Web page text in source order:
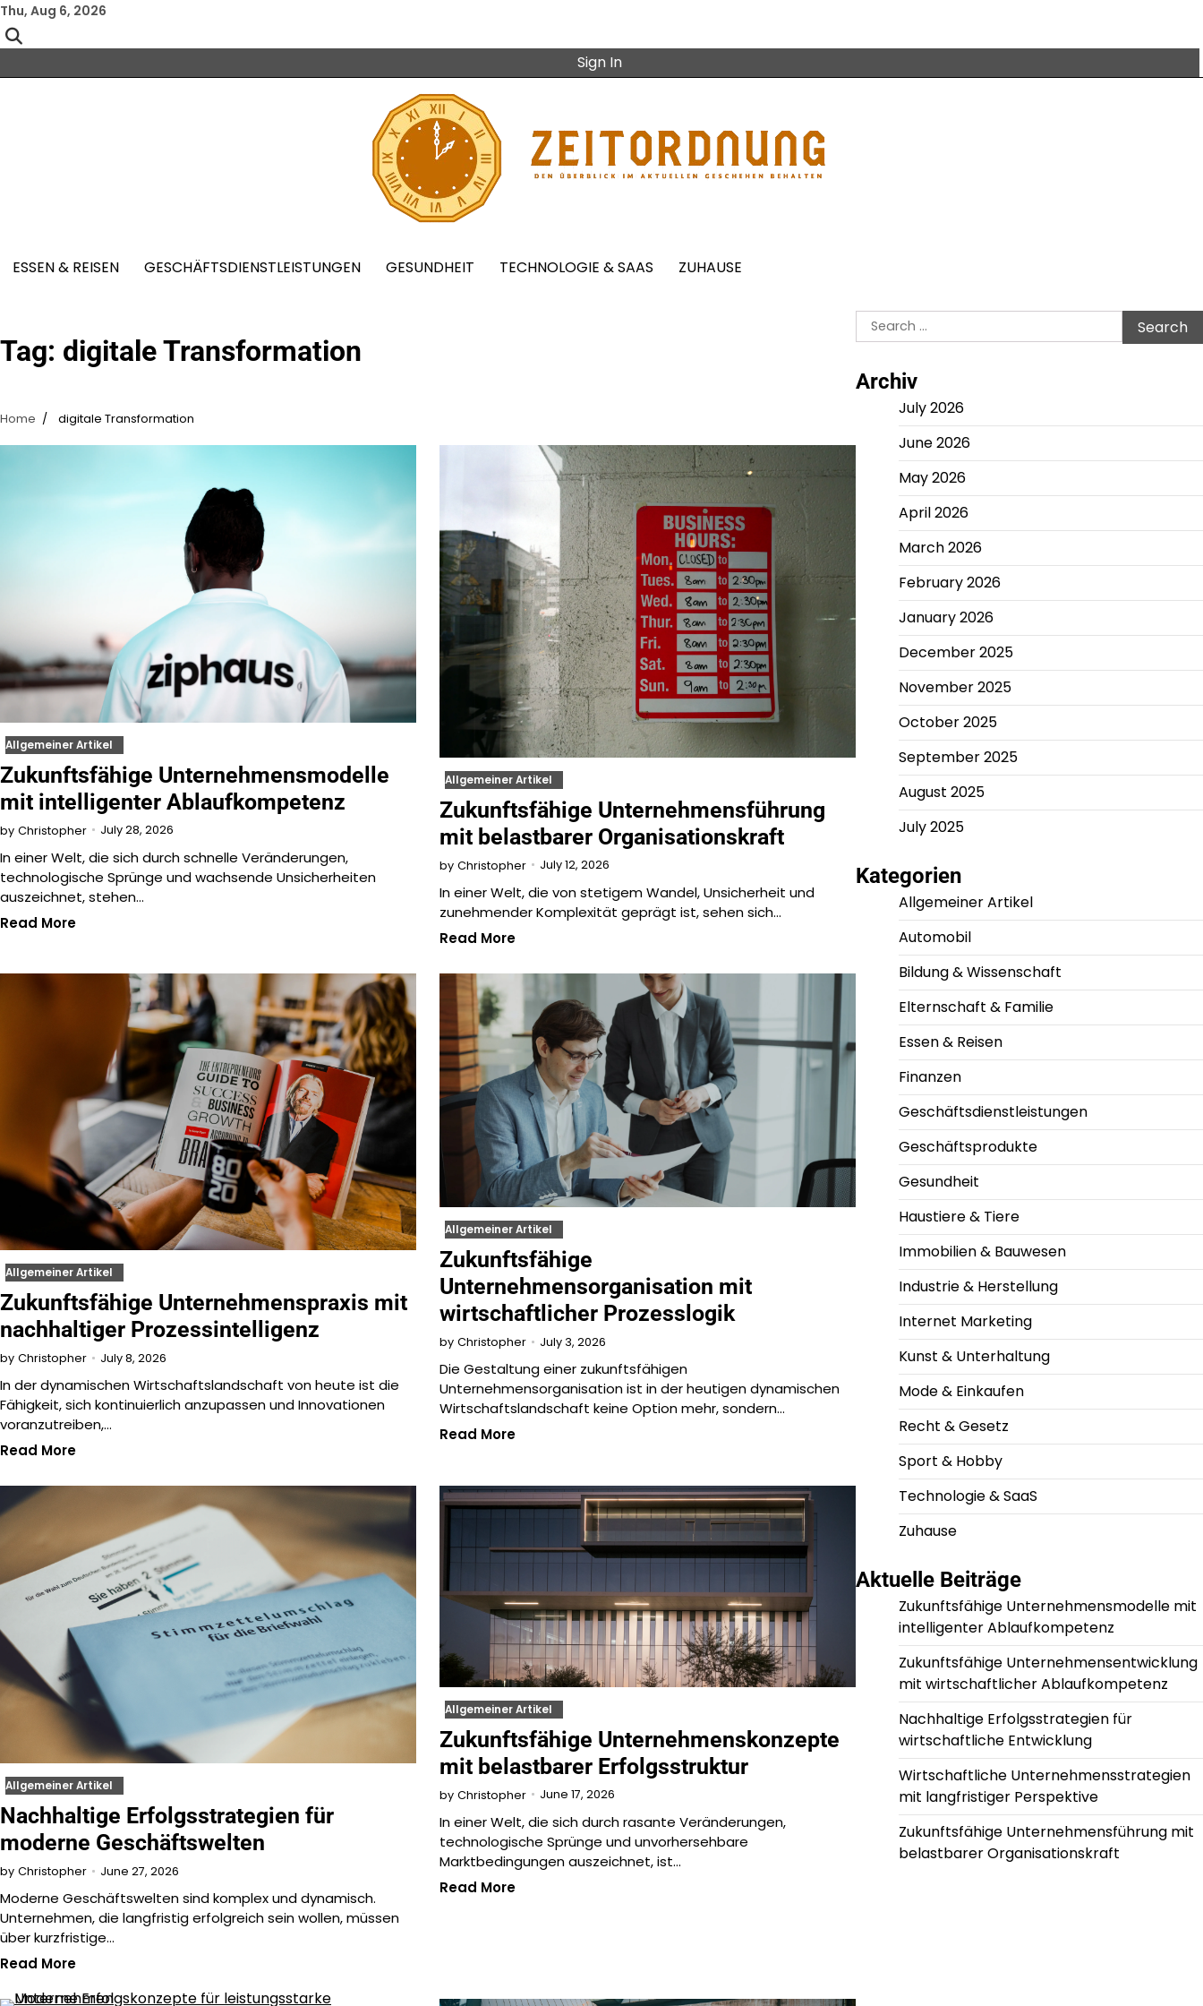
Skip
to
content
Thu, Aug 6, 2026
Sign In
ESSEN & REISEN GESCHÄFTSDIENSTLEISTUNGEN GESUNDHEIT TECHNOLOGIE & SAAS ZUHAUSE
Tag: digitale Transformation
Home digitale Transformation
Allgemeiner Artikel
Zukunftsfähige Unternehmensmodelle
mit intelligenter Ablaufkompetenz
by Christopher July 28, 2026
In einer Welt, die sich durch schnelle Veränderungen,
technologische Sprünge und wachsende Unsicherheiten
auszeichnet, stehen…
Read More
Allgemeiner Artikel
Zukunftsfähige Unternehmensführung
mit belastbarer Organisationskraft
by Christopher July 12, 2026
In einer Welt, die von stetigem Wandel, Unsicherheit und
zunehmender Komplexität geprägt ist, sehen sich…
Read More
Allgemeiner Artikel
Zukunftsfähige Unternehmenspraxis mit
nachhaltiger Prozessintelligenz
by Christopher July 8, 2026
In der dynamischen Wirtschaftslandschaft von heute ist die
Fähigkeit, sich kontinuierlich anzupassen und Innovationen
voranzutreiben,…
Read More
Allgemeiner Artikel
Zukunftsfähige
Unternehmensorganisation mit
wirtschaftlicher Prozesslogik
by Christopher July 3, 2026
Die Gestaltung einer zukunftsfähigen
Unternehmensorganisation ist in der heutigen dynamischen
Wirtschaftslandschaft keine Option mehr, sondern…
Read More
Allgemeiner Artikel
Nachhaltige Erfolgsstrategien für
moderne Geschäftswelten
by Christopher June 27, 2026
Moderne Geschäftswelten sind komplex und dynamisch.
Unternehmen, die langfristig erfolgreich sein wollen, müssen
über kurzfristige…
Read More
Allgemeiner Artikel
Zukunftsfähige Unternehmenskonzepte
mit belastbarer Erfolgsstruktur
by Christopher June 17, 2026
In einer Welt, die sich durch rasante Veränderungen,
technologische Sprünge und unvorhersehbare
Marktbedingungen auszeichnet, ist…
Read More
Search
for:
Archiv
July 2026
June 2026
May 2026
April 2026
March 2026
February 2026
January 2026
December 2025
November 2025
October 2025
September 2025
August 2025
July 2025
Kategorien
Allgemeiner Artikel
Automobil
Bildung & Wissenschaft
Elternschaft & Familie
Essen & Reisen
Finanzen
Geschäftsdienstleistungen
Geschäftsprodukte
Gesundheit
Haustiere & Tiere
Immobilien & Bauwesen
Industrie & Herstellung
Internet Marketing
Kunst & Unterhaltung
Mode & Einkaufen
Recht & Gesetz
Sport & Hobby
Technologie & SaaS
Zuhause
Aktuelle Beiträge
Zukunftsfähige Unternehmensmodelle mit
intelligenter Ablaufkompetenz
Zukunftsfähige Unternehmensentwicklung
mit wirtschaftlicher Ablaufkompetenz
Nachhaltige Erfolgsstrategien für
wirtschaftliche Entwicklung
Wirtschaftliche Unternehmensstrategien
mit langfristiger Perspektive
Zukunftsfähige Unternehmensführung mit
belastbarer Organisationskraft